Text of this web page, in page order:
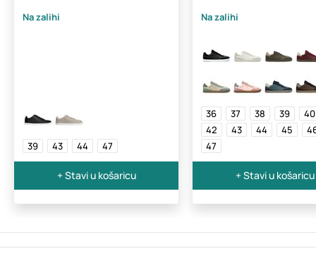
Na zalihi
39 43 44 47
+ Stavi u košaricu
Na zalihi
36 37 38 39
40
42
43 44 45
47
+ Stavi u košaricu